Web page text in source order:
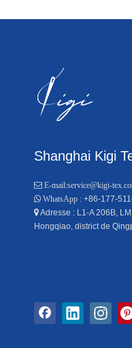
Shanghai Kigi
 E-mail:service@kigi-
 WhatsApp : +86-177-
Adresse : L1-A 206B,
Hongqiao, district de